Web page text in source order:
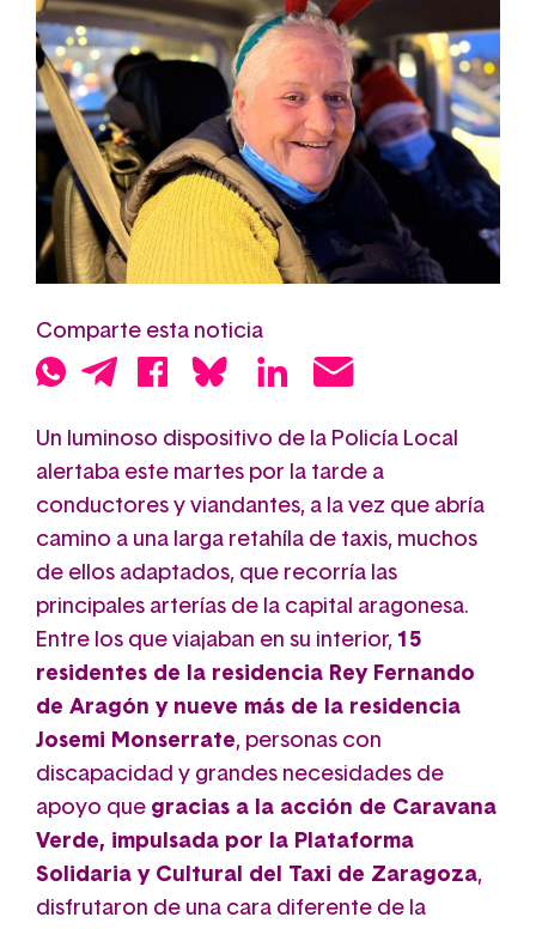
Comparte esta noticia
Un luminoso dispositivo de la Policía Local
alertaba este martes por la tarde a
conductores y viandantes, a la vez que abría
camino a una larga retahíla de taxis, muchos
de ellos adaptados, que recorría las
principales arterías de la capital aragonesa.
Entre los que viajaban en su interior, 15
residentes de la residencia Rey Fernando
de Aragón y nueve más de la residencia
Josemi Monserrate, personas con
discapacidad y grandes necesidades de
apoyo que gracias a la acción de Caravana
Verde, impulsada por la Plataforma
Solidaria y Cultural del Taxi de Zaragoza,
disfrutaron de una cara diferente de la